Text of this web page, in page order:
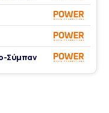
Σύμπαν